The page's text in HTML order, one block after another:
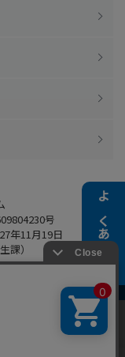
よくある質問
号
年11月19日
課）
Co., Ltd.
ス
。
使
同意する